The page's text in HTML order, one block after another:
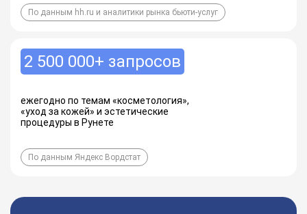
По данным hh.ru и аналитики рынка бьюти-услуг
2 500 000+ запросов
ежегодно по темам «косметология»,
«уход за кожей» и эстетические
процедуры в Рунете
По данным Яндекс Вордстат